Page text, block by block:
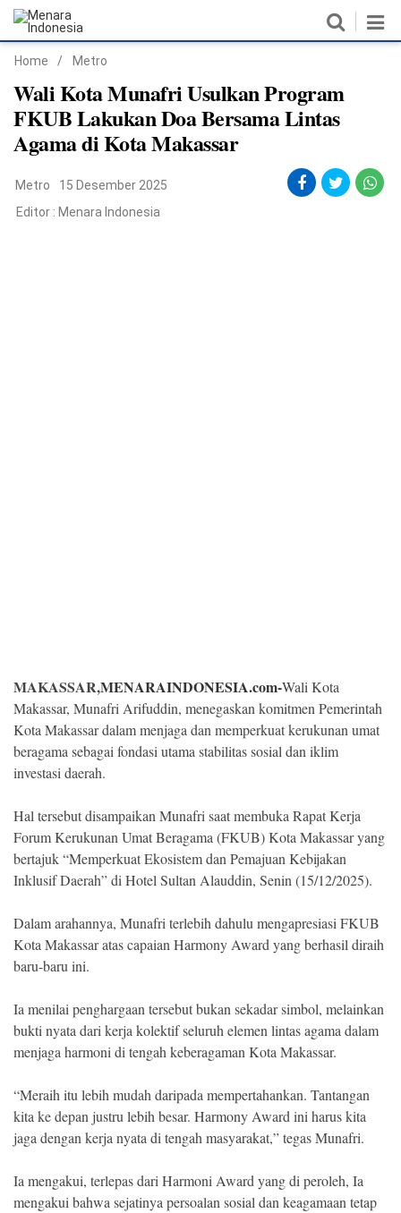
Home
Nasional
Metro
©
Copyright
2026
.
All
Right
Reserve
Home / Metro
Wali Kota Munafri Usulkan Program
FKUB Lakukan Doa Bersama Lintas
Agama di Kota Makassar
Metro
15 Desember 2025
Editor : Menara Indonesia
MAKASSAR,MENARAINDONESIA.com-Wali Kota
Makassar, Munafri Arifuddin, menegaskan komitmen Pemerintah
Kota Makassar dalam menjaga dan memperkuat kerukunan umat
beragama sebagai fondasi utama stabilitas sosial dan iklim
investasi daerah.
Hal tersebut disampaikan Munafri saat membuka Rapat Kerja
Forum Kerukunan Umat Beragama (FKUB) Kota Makassar yang
bertajuk “Memperkuat Ekosistem dan Pemajuan Kebijakan
Inklusif Daerah” di Hotel Sultan Alauddin, Senin (15/12/2025).
Dalam arahannya, Munafri terlebih dahulu mengapresiasi FKUB
Kota Makassar atas capaian Harmony Award yang berhasil diraih
baru-baru ini.
Ia menilai penghargaan tersebut bukan sekadar simbol, melainkan
bukti nyata dari kerja kolektif seluruh elemen lintas agama dalam
menjaga harmoni di tengah keberagaman Kota Makassar.
“Meraih itu lebih mudah daripada mempertahankan. Tantangan
kita ke depan justru lebih besar. Harmony Award ini harus kita
jaga dengan kerja nyata di tengah masyarakat,” tegas Munafri.
Ia mengakui, terlepas dari Harmoni Award yang di peroleh, Ia
mengakui bahwa sejatinya persoalan sosial dan keagamaan tetap